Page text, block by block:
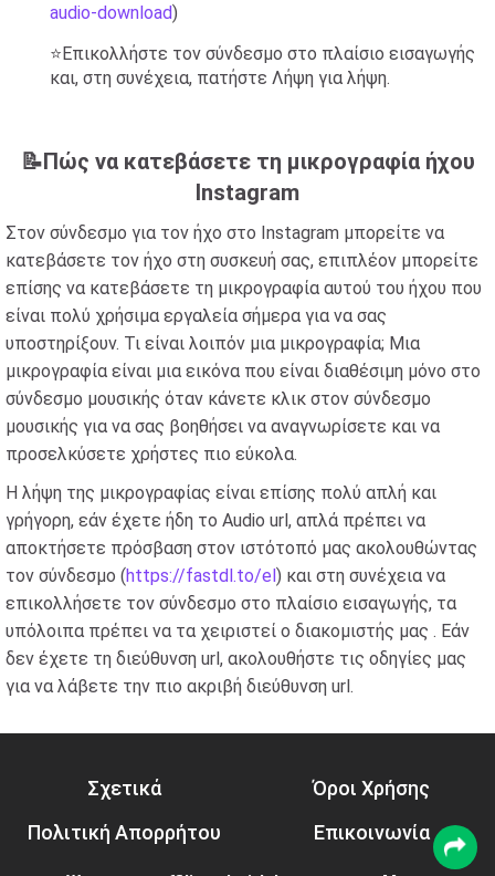
audio-download)
⭐Επικολλήστε τον σύνδεσμο στο πλαίσιο εισαγωγής
και, στη συνέχεια, πατήστε Λήψη για λήψη.
📝Πώς να κατεβάσετε τη μικρογραφία ήχου
Instagram
Στον σύνδεσμο για τον ήχο στο Instagram μπορείτε να
κατεβάσετε τον ήχο στη συσκευή σας, επιπλέον μπορείτε
επίσης να κατεβάσετε τη μικρογραφία αυτού του ήχου που
είναι πολύ χρήσιμα εργαλεία σήμερα για να σας
υποστηρίξουν. Τι είναι λοιπόν μια μικρογραφία; Μια
μικρογραφία είναι μια εικόνα που είναι διαθέσιμη μόνο στο
σύνδεσμο μουσικής όταν κάνετε κλικ στον σύνδεσμο
μουσικής για να σας βοηθήσει να αναγνωρίσετε και να
προσελκύσετε χρήστες πιο εύκολα.
Η λήψη της μικρογραφίας είναι επίσης πολύ απλή και
γρήγορη, εάν έχετε ήδη το Audio url, απλά πρέπει να
αποκτήσετε πρόσβαση στον ιστότοπό μας ακολουθώντας
τον σύνδεσμο (https://fastdl.to/el) και στη συνέχεια να
επικολλήσετε τον σύνδεσμο στο πλαίσιο εισαγωγής, τα
υπόλοιπα πρέπει να τα χειριστεί ο διακομιστής μας . Εάν
δεν έχετε τη διεύθυνση url, ακολουθήστε τις οδηγίες μας
για να λάβετε την πιο ακριβή διεύθυνση url.
Σχετικά
Όροι Χρήσης
Πολιτική Απορρήτου
Επικοινωνία